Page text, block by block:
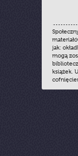
jak:
mogą
książek.